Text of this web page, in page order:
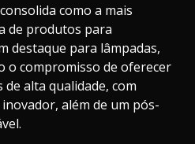
como a mais
de produtos para
destaque para lâmpadas,
o compromisso de oferecer
alta qualidade, com
além de um pós-